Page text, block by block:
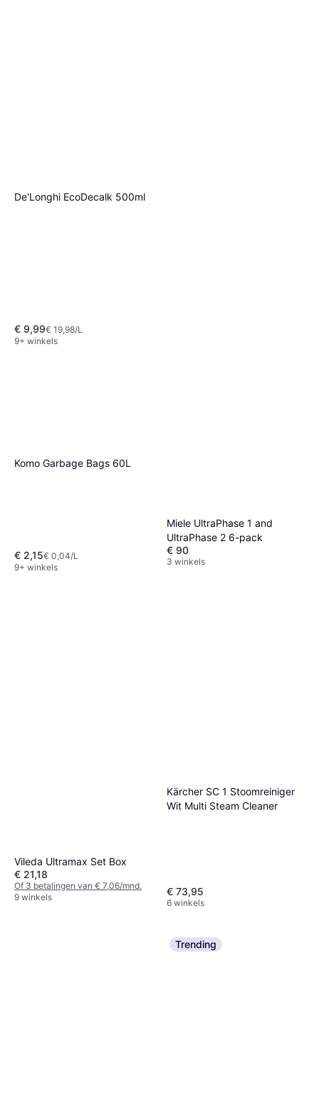
De'Longhi EcoDecalk 500ml
€ 9,99€ 19,98/L
9+ winkels
Komo Garbage Bags 60L
€ 2,15€ 0,04/L
9+ winkels
Miele UltraPhase 1 and
UltraPhase 2 6-pack
€ 90
3 winkels
Vileda Ultramax Set Box
€ 21,18
Of 3 betalingen van € 7,06/mnd.
9 winkels
Kärcher SC 1 Stoomreiniger
Wit Multi Steam Cleaner
€ 73,95
6 winkels
Trending